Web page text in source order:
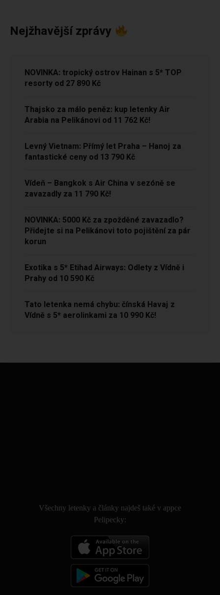
Nejžhavější zprávy
NOVINKA: tropický ostrov Hainan s 5* TOP
resorty od 27 890 Kč
Thajsko za málo peněz: kup letenky Air
Arabia na Pelikánovi od 11 762 Kč!
Levný Vietnam: Přímý let Praha – Hanoj za
fantastické ceny od 13 790 Kč
Vídeň – Bangkok s Air China v sezóně se
zavazadly za 11 790 Kč!
NOVINKA: 5000 Kč za zpožděné zavazadlo?
Přidejte si na Pelikánovi toto pojištění za pár
korun
Exotika s 5* Etihad Airways: Odlety z Vídně i
Prahy od 10 590 Kč
Tato letenka nemá chybu: čínská Havaj z
Vídně s 5* aerolinkami za 10 990 Kč!
Všechny letenky a články najdeš také v appce
Pelipecky: